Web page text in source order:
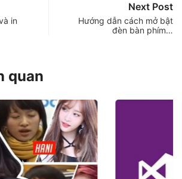
in
Next Post
Hướng dẫn cách mở bật
đèn bàn phím…
quan